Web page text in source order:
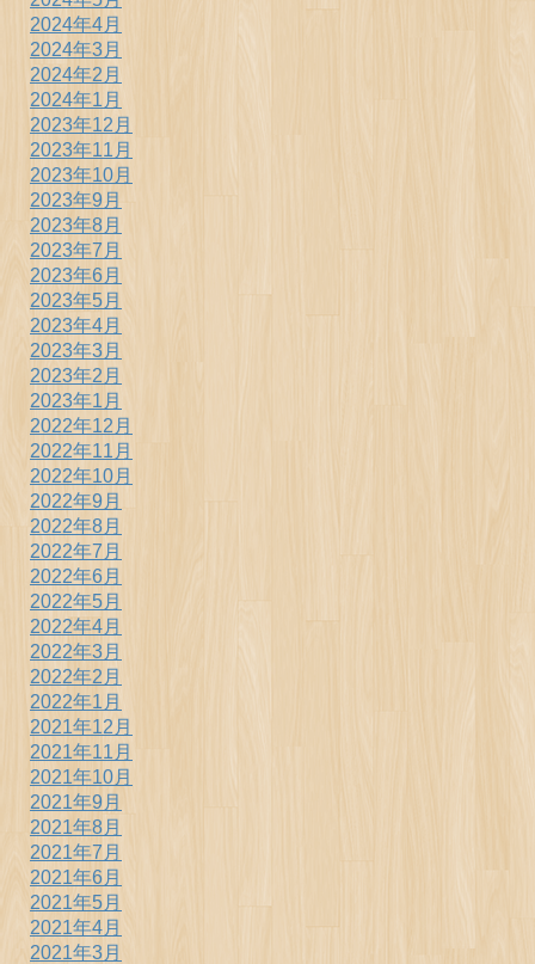
2024年4月
2024年3月
2024年2月
2024年1月
2023年12月
2023年11月
2023年10月
2023年9月
2023年8月
2023年7月
2023年6月
2023年5月
2023年4月
2023年3月
2023年2月
2023年1月
2022年12月
2022年11月
2022年10月
2022年9月
2022年8月
2022年7月
2022年6月
2022年5月
2022年4月
2022年3月
2022年2月
2022年1月
2021年12月
2021年11月
2021年10月
2021年9月
2021年8月
2021年7月
2021年6月
2021年5月
2021年4月
2021年3月